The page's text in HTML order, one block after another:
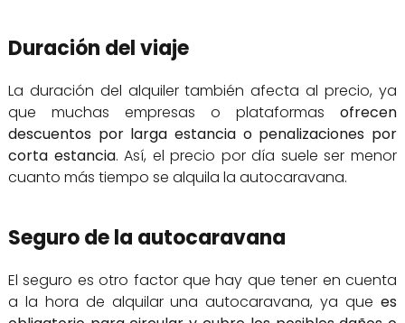
Duración del viaje
La duración del alquiler también afecta al precio, ya
que muchas empresas o plataformasofrecen
descuentos por larga estancia o penalizaciones por
corta estancia. Así, el precio por día suele ser menor
cuanto más tiempo se alquila la autocaravana.
Seguro de la autocaravana
El seguro es otro factor que hay que tener en cuenta
a la hora de alquilar una autocaravana, ya quees